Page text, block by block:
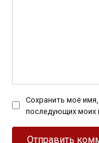
Сохранить моё
последующих моих